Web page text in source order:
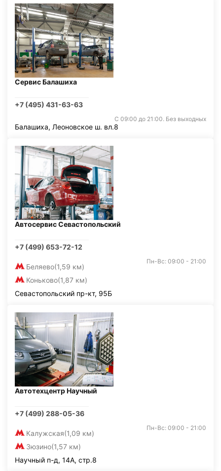
Сервис Балашиха
+7 (495) 431-63-63
С 09:00 до 21:00. Без выходных
Балашиха, Леоновское ш. вл.8
Автосервис Севастопольский
+7 (499) 653-72-12
Беляево(1,59 км)
Коньково(1,87 км)
Пн-Вс: 09:00 - 21:00
Севастопольский пр-кт, 95Б
Автотехцентр Научный
+7 (499) 288-05-36
Калужская(1,09 км)
Зюзино(1,57 км)
Пн-Вс: 09:00 - 21:00
Научный п-д, 14А, стр.8